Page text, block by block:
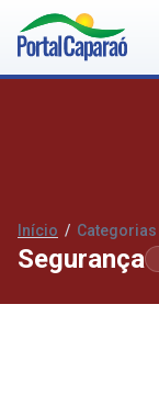
Início / Categorias
Segurança